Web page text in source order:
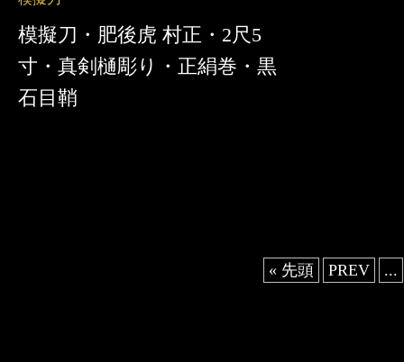
模擬刀・肥後虎 村正・2尺5
寸・真剣樋彫り・正絹巻・黒
石目鞘
« 先頭 PREV ...